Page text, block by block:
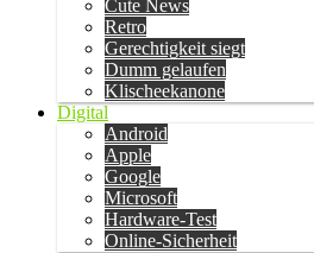
Cute News
Retro
Gerechtigkeit siegt
Dumm gelaufen
Klischeekanone
Digital
Android
Apple
Google
Microsoft
Hardware-Test
Online-Sicherheit